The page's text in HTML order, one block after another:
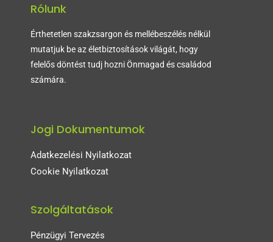
Rólunk
Érthetetlen szakzsargon és mellébeszélés nélkül
mutatjuk be az életbiztosítások világát, hogy
felelős döntést tudj hozni Önmagad és családod
számára.
Jogi Dokumentumok
Adatkezelési Nyilatkozat
Cookie Nyilatkozat
Szolgáltatások
Pénzügyi Tervezés